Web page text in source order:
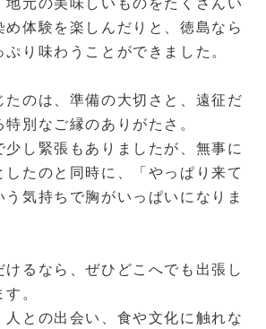
地元の美味しいものをたくさんい
め体験を楽しんだりと、徳島なら
り味わうことができました。
たのは、準備の大切さと、遠征だ
別なご縁のありがたさ。
少し緊張もありましたが、無事に
したのと同時に、「やっぱり来て
う気持ちで胸がいっぱいになりま
けるなら、ぜひどこへでも出張し
。
人との出会い、食や文化に触れな